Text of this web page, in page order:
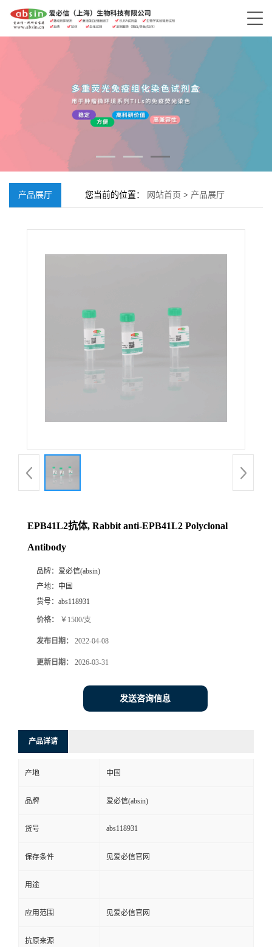
产品展厅 您当前的位置： 网站首页 > 产品展厅
EPB41L2抗体, Rabbit anti-EPB41L2 Polyclonal
Antibody
品牌： 爱必信(absin)
产地： 中国
货号： abs118931
价格： ￥1500/支
发布日期： 2022-04-08
更新日期： 2026-03-31
发送咨询信息
产品详请
产地 中国
品牌 爱必信(absin)
货号 abs118931
保存条件 见爱必信官网
用途
应用范围 见爱必信官网
抗原来源